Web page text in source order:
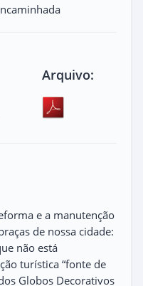
Arquivo:
e a manutenção
de nossa cidade:
não está
turística “fonte de
Globos Decorativos